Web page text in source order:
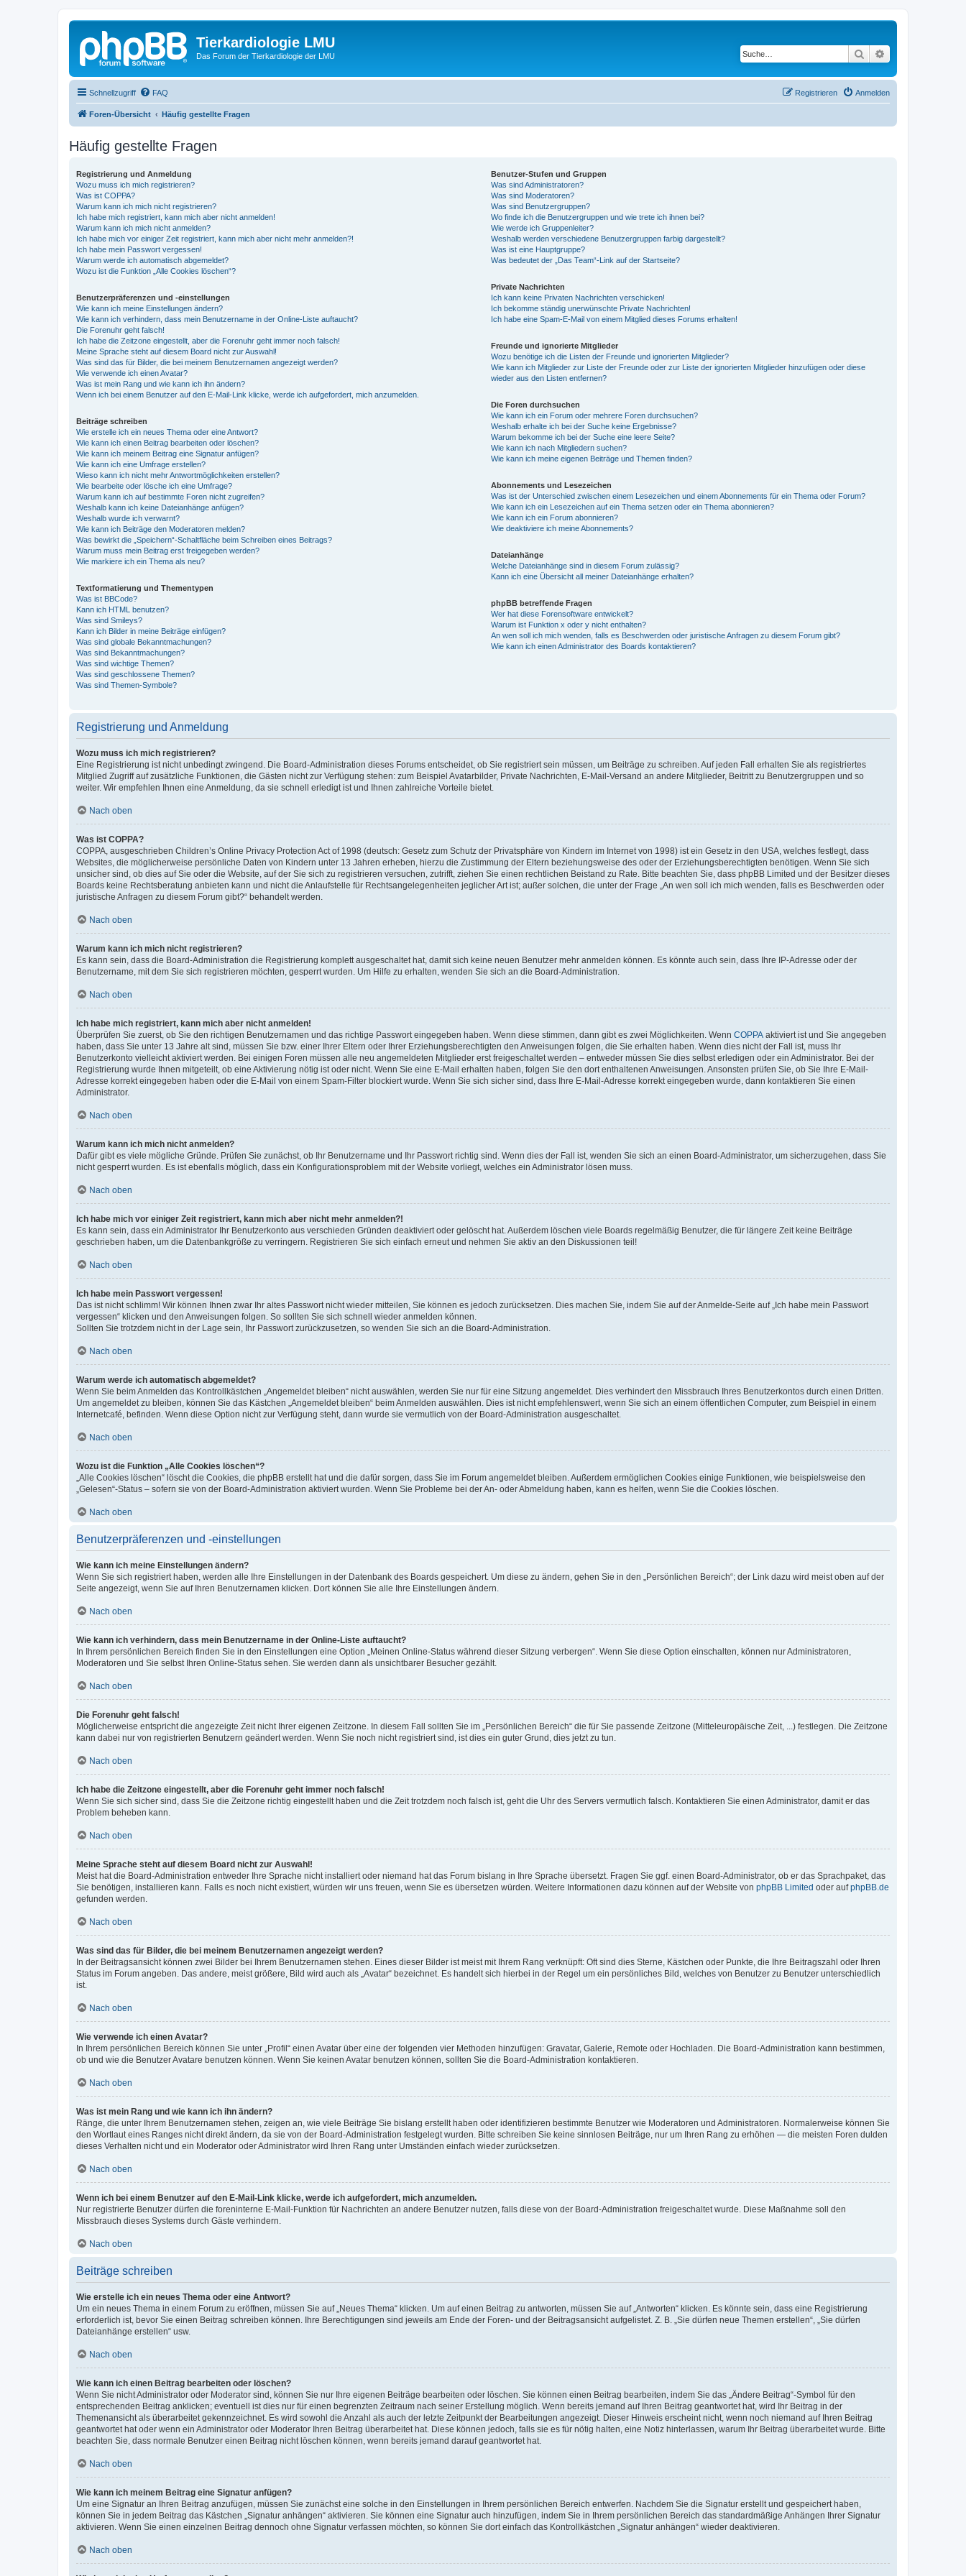
Tierkardiologie LMU
Das Forum der Tierkardiologie der LMU Suche
Schnellzugriff FAQ Anmelden
Registrieren
Foren-Übersicht Häufig gestellte Fragen
Häufig gestellte Fragen
Registrierung und Anmeldung
Wozu muss ich mich registrieren?
Was ist COPPA?
Warum kann ich mich nicht registrieren?
Ich habe mich registriert, kann mich aber nicht anmelden!
Warum kann ich mich nicht anmelden?
Ich habe mich vor einiger Zeit registriert, kann mich aber nicht mehr anmelden?!
Ich habe mein Passwort vergessen!
Warum werde ich automatisch abgemeldet?
Wozu ist die Funktion „Alle Cookies löschen“?
Benutzerpräferenzen und -einstellungen
Wie kann ich meine Einstellungen ändern?
Wie kann ich verhindern, dass mein Benutzername in der Online-Liste auftaucht?
Die Forenuhr geht falsch!
Ich habe die Zeitzone eingestellt, aber die Forenuhr geht immer noch falsch!
Meine Sprache steht auf diesem Board nicht zur Auswahl!
Was sind das für Bilder, die bei meinem Benutzernamen angezeigt werden?
Wie verwende ich einen Avatar?
Was ist mein Rang und wie kann ich ihn ändern?
Wenn ich bei einem Benutzer auf den E-Mail-Link klicke, werde ich aufgefordert, mich anzumelden.
Beiträge schreiben
Wie erstelle ich ein neues Thema oder eine Antwort?
Wie kann ich einen Beitrag bearbeiten oder löschen?
Wie kann ich meinem Beitrag eine Signatur anfügen?
Wie kann ich eine Umfrage erstellen?
Wieso kann ich nicht mehr Antwortmöglichkeiten erstellen?
Wie bearbeite oder lösche ich eine Umfrage?
Warum kann ich auf bestimmte Foren nicht zugreifen?
Weshalb kann ich keine Dateianhänge anfügen?
Weshalb wurde ich verwarnt?
Wie kann ich Beiträge den Moderatoren melden?
Was bewirkt die „Speichern“-Schaltfläche beim Schreiben eines Beitrags?
Warum muss mein Beitrag erst freigegeben werden?
Wie markiere ich ein Thema als neu?
Textformatierung und Thementypen
Was ist BBCode?
Kann ich HTML benutzen?
Was sind Smileys?
Kann ich Bilder in meine Beiträge einfügen?
Was sind globale Bekanntmachungen?
Was sind Bekanntmachungen?
Was sind wichtige Themen?
Was sind geschlossene Themen?
Was sind Themen-Symbole?
Benutzer-Stufen und Gruppen
Was sind Administratoren?
Was sind Moderatoren?
Was sind Benutzergruppen?
Wo finde ich die Benutzergruppen und wie trete ich ihnen bei?
Wie werde ich Gruppenleiter?
Weshalb werden verschiedene Benutzergruppen farbig dargestellt?
Was ist eine Hauptgruppe?
Was bedeutet der „Das Team“-Link auf der Startseite?
Private Nachrichten
Ich kann keine Privaten Nachrichten verschicken!
Ich bekomme ständig unerwünschte Private Nachrichten!
Ich habe eine Spam-E-Mail von einem Mitglied dieses Forums erhalten!
Freunde und ignorierte Mitglieder
Wozu benötige ich die Listen der Freunde und ignorierten Mitglieder?
Wie kann ich Mitglieder zur Liste der Freunde oder zur Liste der ignorierten Mitglieder hinzufügen oder diese
wieder aus den Listen entfernen?
Die Foren durchsuchen
Wie kann ich ein Forum oder mehrere Foren durchsuchen?
Weshalb erhalte ich bei der Suche keine Ergebnisse?
Warum bekomme ich bei der Suche eine leere Seite?
Wie kann ich nach Mitgliedern suchen?
Wie kann ich meine eigenen Beiträge und Themen finden?
Abonnements und Lesezeichen
Was ist der Unterschied zwischen einem Lesezeichen und einem Abonnements für ein Thema oder Forum?
Wie kann ich ein Lesezeichen auf ein Thema setzen oder ein Thema abonnieren?
Wie kann ich ein Forum abonnieren?
Wie deaktiviere ich meine Abonnements?
Dateianhänge
Welche Dateianhänge sind in diesem Forum zulässig?
Kann ich eine Übersicht all meiner Dateianhänge erhalten?
phpBB betreffende Fragen
Wer hat diese Forensoftware entwickelt?
Warum ist Funktion x oder y nicht enthalten?
An wen soll ich mich wenden, falls es Beschwerden oder juristische Anfragen zu diesem Forum gibt?
Wie kann ich einen Administrator des Boards kontaktieren?
Registrierung und Anmeldung
Wozu muss ich mich registrieren?
Eine Registrierung ist nicht unbedingt zwingend. Die Board-Administration dieses Forums entscheidet, ob Sie registriert sein müssen, um Beiträge zu schreiben. Auf jeden Fall erhalten Sie als registriertes
Mitglied Zugriff auf zusätzliche Funktionen, die Gästen nicht zur Verfügung stehen: zum Beispiel Avatarbilder, Private Nachrichten, E-Mail-Versand an andere Mitglieder, Beitritt zu Benutzergruppen und so
weiter. Wir empfehlen Ihnen eine Anmeldung, da sie schnell erledigt ist und Ihnen zahlreiche Vorteile bietet.
Nach oben
Was ist COPPA?
COPPA, ausgeschrieben Children’s Online Privacy Protection Act of 1998 (deutsch: Gesetz zum Schutz der Privatsphäre von Kindern im Internet von 1998) ist ein Gesetz in den USA, welches festlegt, dass
Websites, die möglicherweise persönliche Daten von Kindern unter 13 Jahren erheben, hierzu die Zustimmung der Eltern beziehungsweise des oder der Erziehungsberechtigten benötigen. Wenn Sie sich
unsicher sind, ob dies auf Sie oder die Website, auf der Sie sich zu registrieren versuchen, zutrifft, ziehen Sie einen rechtlichen Beistand zu Rate. Bitte beachten Sie, dass phpBB Limited und der Besitzer dieses
Boards keine Rechtsberatung anbieten kann und nicht die Anlaufstelle für Rechtsangelegenheiten jeglicher Art ist; außer solchen, die unter der Frage „An wen soll ich mich wenden, falls es Beschwerden oder
juristische Anfragen zu diesem Forum gibt?“ behandelt werden.
Nach oben
Warum kann ich mich nicht registrieren?
Es kann sein, dass die Board-Administration die Registrierung komplett ausgeschaltet hat, damit sich keine neuen Benutzer mehr anmelden können. Es könnte auch sein, dass Ihre IP-Adresse oder der
Benutzername, mit dem Sie sich registrieren möchten, gesperrt wurden. Um Hilfe zu erhalten, wenden Sie sich an die Board-Administration.
Nach oben
Ich habe mich registriert, kann mich aber nicht anmelden!
Überprüfen Sie zuerst, ob Sie den richtigen Benutzernamen und das richtige Passwort eingegeben haben. Wenn diese stimmen, dann gibt es zwei Möglichkeiten. Wenn COPPA aktiviert ist und Sie angegeben
haben, dass Sie unter 13 Jahre alt sind, müssen Sie bzw. einer Ihrer Eltern oder Ihrer Erziehungsberechtigten den Anweisungen folgen, die Sie erhalten haben. Wenn dies nicht der Fall ist, muss Ihr
Benutzerkonto vielleicht aktiviert werden. Bei einigen Foren müssen alle neu angemeldeten Mitglieder erst freigeschaltet werden – entweder müssen Sie dies selbst erledigen oder ein Administrator. Bei der
Registrierung wurde Ihnen mitgeteilt, ob eine Aktivierung nötig ist oder nicht. Wenn Sie eine E-Mail erhalten haben, folgen Sie den dort enthaltenen Anweisungen. Ansonsten prüfen Sie, ob Sie Ihre E-Mail-
Adresse korrekt eingegeben haben oder die E-Mail von einem Spam-Filter blockiert wurde. Wenn Sie sich sicher sind, dass Ihre E-Mail-Adresse korrekt eingegeben wurde, dann kontaktieren Sie einen
Administrator.
Nach oben
Warum kann ich mich nicht anmelden?
Dafür gibt es viele mögliche Gründe. Prüfen Sie zunächst, ob Ihr Benutzername und Ihr Passwort richtig sind. Wenn dies der Fall ist, wenden Sie sich an einen Board-Administrator, um sicherzugehen, dass Sie
nicht gesperrt wurden. Es ist ebenfalls möglich, dass ein Konfigurationsproblem mit der Website vorliegt, welches ein Administrator lösen muss.
Nach oben
Ich habe mich vor einiger Zeit registriert, kann mich aber nicht mehr anmelden?!
Es kann sein, dass ein Administrator Ihr Benutzerkonto aus verschieden Gründen deaktiviert oder gelöscht hat. Außerdem löschen viele Boards regelmäßig Benutzer, die für längere Zeit keine Beiträge
geschrieben haben, um die Datenbankgröße zu verringern. Registrieren Sie sich einfach erneut und nehmen Sie aktiv an den Diskussionen teil!
Nach oben
Ich habe mein Passwort vergessen!
Das ist nicht schlimm! Wir können Ihnen zwar Ihr altes Passwort nicht wieder mitteilen, Sie können es jedoch zurücksetzen. Dies machen Sie, indem Sie auf der Anmelde-Seite auf „Ich habe mein Passwort
vergessen“ klicken und den Anweisungen folgen. So sollten Sie sich schnell wieder anmelden können.
Sollten Sie trotzdem nicht in der Lage sein, Ihr Passwort zurückzusetzen, so wenden Sie sich an die Board-Administration.
Nach oben
Warum werde ich automatisch abgemeldet?
Wenn Sie beim Anmelden das Kontrollkästchen „Angemeldet bleiben“ nicht auswählen, werden Sie nur für eine Sitzung angemeldet. Dies verhindert den Missbrauch Ihres Benutzerkontos durch einen Dritten.
Um angemeldet zu bleiben, können Sie das Kästchen „Angemeldet bleiben“ beim Anmelden auswählen. Dies ist nicht empfehlenswert, wenn Sie sich an einem öffentlichen Computer, zum Beispiel in einem
Internetcafé, befinden. Wenn diese Option nicht zur Verfügung steht, dann wurde sie vermutlich von der Board-Administration ausgeschaltet.
Nach oben
Wozu ist die Funktion „Alle Cookies löschen“?
„Alle Cookies löschen“ löscht die Cookies, die phpBB erstellt hat und die dafür sorgen, dass Sie im Forum angemeldet bleiben. Außerdem ermöglichen Cookies einige Funktionen, wie beispielsweise den
„Gelesen“-Status – sofern sie von der Board-Administration aktiviert wurden. Wenn Sie Probleme bei der An- oder Abmeldung haben, kann es helfen, wenn Sie die Cookies löschen.
Nach oben
Benutzerpräferenzen und -einstellungen
Wie kann ich meine Einstellungen ändern?
Wenn Sie sich registriert haben, werden alle Ihre Einstellungen in der Datenbank des Boards gespeichert. Um diese zu ändern, gehen Sie in den „Persönlichen Bereich“; der Link dazu wird meist oben auf der
Seite angezeigt, wenn Sie auf Ihren Benutzernamen klicken. Dort können Sie alle Ihre Einstellungen ändern.
Nach oben
Wie kann ich verhindern, dass mein Benutzername in der Online-Liste auftaucht?
In Ihrem persönlichen Bereich finden Sie in den Einstellungen eine Option „Meinen Online-Status während dieser Sitzung verbergen“. Wenn Sie diese Option einschalten, können nur Administratoren,
Moderatoren und Sie selbst Ihren Online-Status sehen. Sie werden dann als unsichtbarer Besucher gezählt.
Nach oben
Die Forenuhr geht falsch!
Möglicherweise entspricht die angezeigte Zeit nicht Ihrer eigenen Zeitzone. In diesem Fall sollten Sie im „Persönlichen Bereich“ die für Sie passende Zeitzone (Mitteleuropäische Zeit, ...) festlegen. Die Zeitzone
kann dabei nur von registrierten Benutzern geändert werden. Wenn Sie noch nicht registriert sind, ist dies ein guter Grund, dies jetzt zu tun.
Nach oben
Ich habe die Zeitzone eingestellt, aber die Forenuhr geht immer noch falsch!
Wenn Sie sich sicher sind, dass Sie die Zeitzone richtig eingestellt haben und die Zeit trotzdem noch falsch ist, geht die Uhr des Servers vermutlich falsch. Kontaktieren Sie einen Administrator, damit er das
Problem beheben kann.
Nach oben
Meine Sprache steht auf diesem Board nicht zur Auswahl!
Meist hat die Board-Administration entweder Ihre Sprache nicht installiert oder niemand hat das Forum bislang in Ihre Sprache übersetzt. Fragen Sie ggf. einen Board-Administrator, ob er das Sprachpaket, das
Sie benötigen, installieren kann. Falls es noch nicht existiert, würden wir uns freuen, wenn Sie es übersetzen würden. Weitere Informationen dazu können auf der Website von phpBB Limited oder aufphpBB.de
gefunden werden.
Nach oben
Was sind das für Bilder, die bei meinem Benutzernamen angezeigt werden?
In der Beitragsansicht können zwei Bilder bei Ihrem Benutzernamen stehen. Eines dieser Bilder ist meist mit Ihrem Rang verknüpft: Oft sind dies Sterne, Kästchen oder Punkte, die Ihre Beitragszahl oder Ihren
Status im Forum angeben. Das andere, meist größere, Bild wird auch als „Avatar“ bezeichnet. Es handelt sich hierbei in der Regel um ein persönliches Bild, welches von Benutzer zu Benutzer unterschiedlich
ist.
Nach oben
Wie verwende ich einen Avatar?
In Ihrem persönlichen Bereich können Sie unter „Profil“ einen Avatar über eine der folgenden vier Methoden hinzufügen: Gravatar, Galerie, Remote oder Hochladen. Die Board-Administration kann bestimmen,
ob und wie die Benutzer Avatare benutzen können. Wenn Sie keinen Avatar benutzen können, sollten Sie die Board-Administration kontaktieren.
Nach oben
Was ist mein Rang und wie kann ich ihn ändern?
Ränge, die unter Ihrem Benutzernamen stehen, zeigen an, wie viele Beiträge Sie bislang erstellt haben oder identifizieren bestimmte Benutzer wie Moderatoren und Administratoren. Normalerweise können Sie
den Wortlaut eines Ranges nicht direkt ändern, da sie von der Board-Administration festgelegt wurden. Bitte schreiben Sie keine sinnlosen Beiträge, nur um Ihren Rang zu erhöhen — die meisten Foren dulden
dieses Verhalten nicht und ein Moderator oder Administrator wird Ihren Rang unter Umständen einfach wieder zurücksetzen.
Nach oben
Wenn ich bei einem Benutzer auf den E-Mail-Link klicke, werde ich aufgefordert, mich anzumelden.
Nur registrierte Benutzer dürfen die foreninterne E-Mail-Funktion für Nachrichten an andere Benutzer nutzen, falls diese von der Board-Administration freigeschaltet wurde. Diese Maßnahme soll den
Missbrauch dieses Systems durch Gäste verhindern.
Nach oben
Beiträge schreiben
Wie erstelle ich ein neues Thema oder eine Antwort?
Um ein neues Thema in einem Forum zu eröffnen, müssen Sie auf „Neues Thema“ klicken. Um auf einen Beitrag zu antworten, müssen Sie auf „Antworten“ klicken. Es könnte sein, dass eine Registrierung
erforderlich ist, bevor Sie einen Beitrag schreiben können. Ihre Berechtigungen sind jeweils am Ende der Foren- und der Beitragsansicht aufgelistet. Z. B. „Sie dürfen neue Themen erstellen“, „Sie dürfen
Dateianhänge erstellen“ usw.
Nach oben
Wie kann ich einen Beitrag bearbeiten oder löschen?
Wenn Sie nicht Administrator oder Moderator sind, können Sie nur Ihre eigenen Beiträge bearbeiten oder löschen. Sie können einen Beitrag bearbeiten, indem Sie das „Ändere Beitrag“-Symbol für den
entsprechenden Beitrag anklicken; eventuell ist dies nur für einen begrenzten Zeitraum nach seiner Erstellung möglich. Wenn bereits jemand auf Ihren Beitrag geantwortet hat, wird Ihr Beitrag in der
Themenansicht als überarbeitet gekennzeichnet. Es wird sowohl die Anzahl als auch der letzte Zeitpunkt der Bearbeitungen angezeigt. Dieser Hinweis erscheint nicht, wenn noch niemand auf Ihren Beitrag
geantwortet hat oder wenn ein Administrator oder Moderator Ihren Beitrag überarbeitet hat. Diese können jedoch, falls sie es für nötig halten, eine Notiz hinterlassen, warum Ihr Beitrag überarbeitet wurde. Bitte
beachten Sie, dass normale Benutzer einen Beitrag nicht löschen können, wenn bereits jemand darauf geantwortet hat.
Nach oben
Wie kann ich meinem Beitrag eine Signatur anfügen?
Um eine Signatur an Ihren Beitrag anzufügen, müssen Sie zunächst eine solche in den Einstellungen in Ihrem persönlichen Bereich entwerfen. Nachdem Sie die Signatur erstellt und gespeichert haben,
können Sie in jedem Beitrag das Kästchen „Signatur anhängen“ aktivieren. Sie können eine Signatur auch hinzufügen, indem Sie in Ihrem persönlichen Bereich das standardmäßige Anhängen Ihrer Signatur
aktivieren. Wenn Sie einen einzelnen Beitrag dennoch ohne Signatur verfassen möchten, so können Sie dort einfach das Kontrollkästchen „Signatur anhängen“ wieder deaktivieren.
Nach oben